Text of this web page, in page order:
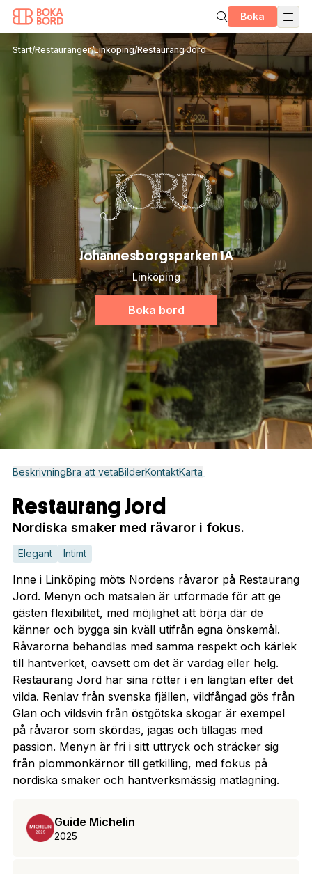
Boka
Start/Restauranger/Linköping/Restaurang Jord
Johannesborgsparken 1A
Linköping
Boka bord
BeskrivningBra att vetaBilderKontaktKarta
Restaurang Jord
Nordiska smaker med råvaror i fokus.
Elegant Intimt
Inne i Linköping möts Nordens råvaror på Restaurang
Jord. Menyn och matsalen är utformade för att ge
gästen flexibilitet, med möjlighet att börja där de
känner och bygga sin kväll utifrån egna önskemål.
Råvarorna behandlas med samma respekt och kärlek
till hantverket, oavsett om det är vardag eller helg.
Restaurang Jord har sina rötter i en längtan efter det
vilda. Renlav från svenska fjällen, vildfångad gös från
Glan och vildsvin från östgötska skogar är exempel
på råvaror som skördas, jagas och tillagas med
passion. Menyn är fri i sitt uttryck och sträcker sig
från plommonkärnor till getkilling, med fokus på
nordiska smaker och hantverksmässig matlagning.
Guide Michelin
2025